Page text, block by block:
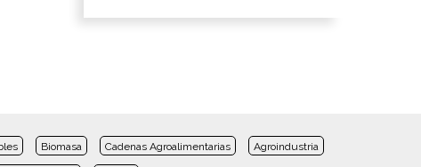
Biomasa Cadenas Agroalimentarias Agroindustria